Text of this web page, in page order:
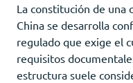
La constitución de una
China se desarrolla
regulado que exige el
requisitos
estructura suele